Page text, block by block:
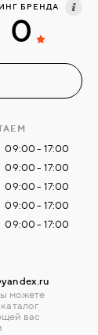
БРЕНДА
0
09:00 - 17:00
09:00 - 17:00
09:00 - 17:00
09:00 - 17:00
09:00 - 17:00
можете
вас